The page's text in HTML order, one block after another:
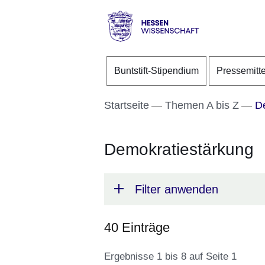
Direkt zum Kopf der
Direkt zum Inhalt
Direkt zum Fuß der
Wissenschaft
Buntstift-Stipendium
Startseite Themen A bis Z
Demokratiestärkung
Filter anwenden
40 Einträge
Ergebnisse 1 bis 8 auf Seite 1